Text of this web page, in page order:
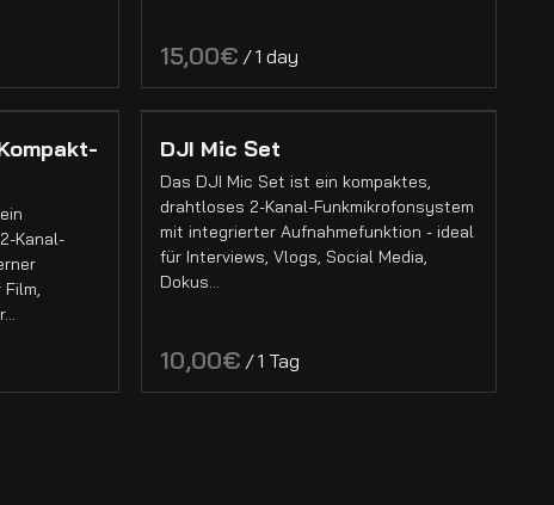
/
Kanal-
DJI Mic Set
Das DJI Mic Set ist ein kompaktes,
drahtloses 2-Kanal-Funkmikrofonsystem
mit integrierter Aufnahmefunktion - ideal
für Interviews, Vlogs, Social Media,
Dokus…
/